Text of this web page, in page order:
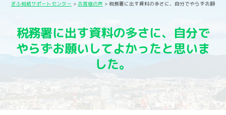
ぎふ相続サポートセンター > お客様の声 >税務署に出す資料の多さに、自分でやらずお願い
税務署に出す資料の多さに、自分で
やらずお願いしてよかったと思いま
した。